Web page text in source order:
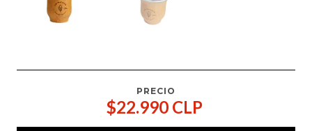
PRECIO
$22.990 CLP